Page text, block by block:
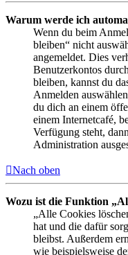
Warum werde ich
Wenn du beim
bleiben“ nicht
angemeldet. Dies
Benutzerkontos
bleiben, kannst du
Anmelden
du dich an einem
einem Internetcafé,
Verfügung steht,
Administration
Nach oben
Wozu ist die Funktion
„Alle Cookies
hat und die dafür
bleibst. Außerdem
wie beispielsweise